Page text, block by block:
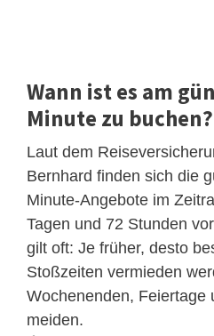
Wann ist es am
Minute zu buchen?
Laut dem
Bernhard finden sich die
Minute-Angebote im
Tagen und 72 Stunden
gilt oft: Je früher, desto
Stoßzeiten vermieden
Wochenenden, Feiertage
meiden.